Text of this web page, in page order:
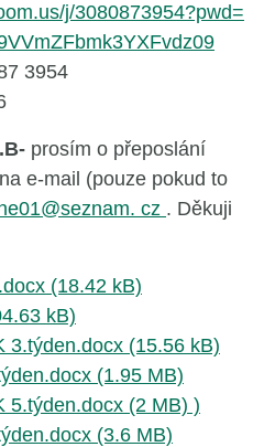
j/3080873954?pwd=
09
3954
prosím o přeposlání
e-mail (pouze pokud to
cz . Děkuji
(18.42 kB)
kB)
3.týden.docx (15.56 kB)
(1.95 MB)
5.týden.docx (2 MB) )
(3.6 MB)